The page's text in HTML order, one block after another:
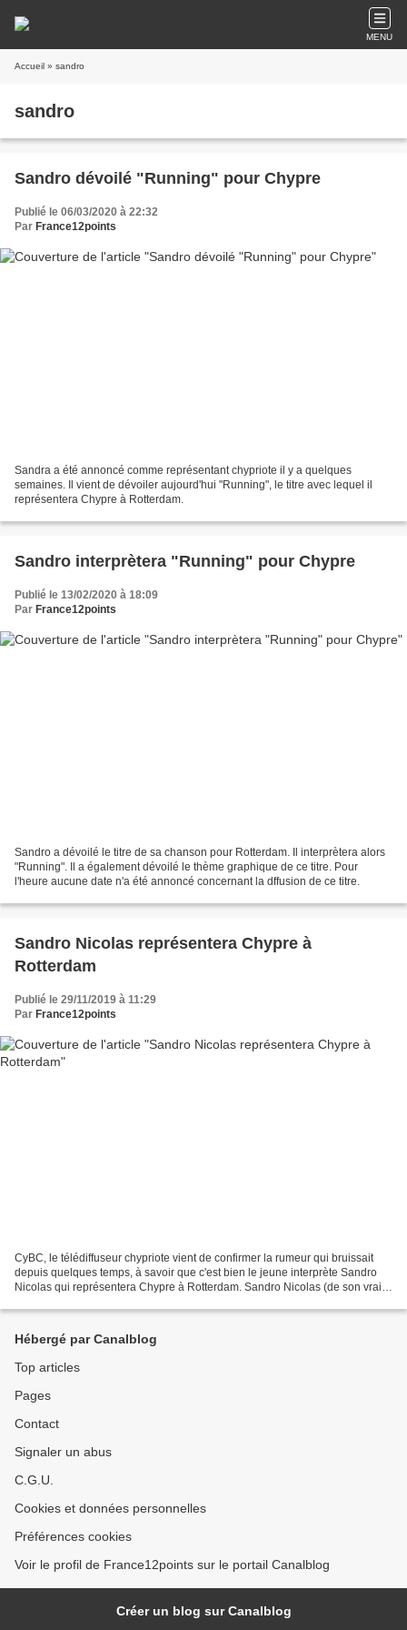
MENU
Accueil » sandro
sandro
Sandro dévoilé "Running" pour Chypre
Publié le 06/03/2020 à 22:32
Par France12points
Sandra a été annoncé comme représentant chypriote il y a quelques
semaines. Il vient de dévoiler aujourd'hui "Running", le titre avec lequel il
représentera Chypre à Rotterdam.
Sandro interprètera "Running" pour Chypre
Publié le 13/02/2020 à 18:09
Par France12points
Sandro a dévoilé le titre de sa chanson pour Rotterdam. Il interprètera alors
"Running". Il a également dévoilé le thème graphique de ce titre. Pour
l'heure aucune date n'a été annoncé concernant la dffusion de ce titre.
Sandro Nicolas représentera Chypre à
Rotterdam
Publié le 29/11/2019 à 11:29
Par France12points
CyBC, le télédiffuseur chypriote vient de confirmer la rumeur qui bruissait
depuis quelques temps, à savoir que c'est bien le jeune interprète Sandro
Nicolas qui représentera Chypre à Rotterdam. Sandro Nicolas (de son vrai
Hébergé par Canalblog
Top articles
Pages
Contact
Signaler un abus
C.G.U.
Cookies et données personnelles
Préférences cookies
Voir le profil de France12points sur le portail Canalblog
Créer un blog sur Canalblog